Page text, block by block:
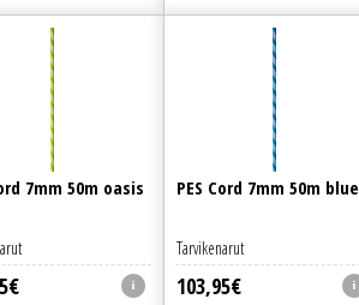
7mm 50m oasis
€
PES Cord 7mm 50m blue
103,95€
Tarvikenarut